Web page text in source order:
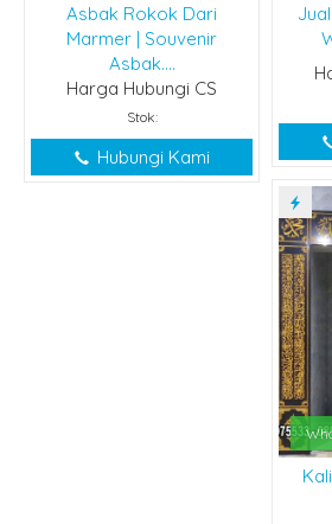
Asbak Rokok Dari
Marmer | Souvenir
Asbak....
Harga Hubungi CS
Stok:
Hubungi Kami